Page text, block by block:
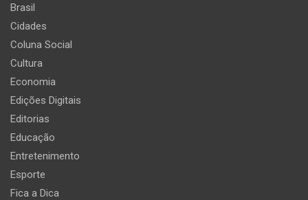
Brasil
Cidades
Coluna Social
Cultura
Economia
Edições Digitais
Editorias
Educação
Entretenimento
Esporte
Fica a Dica